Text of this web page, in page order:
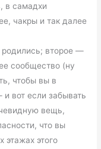
в самадхи
чакры и так далее
второе —
сообщество (ну
чтобы вы в
вот если забывать
вещь,
что вы
этажах этого